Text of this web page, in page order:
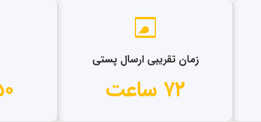
زمان تقریبی ارسال پستی
۷۲ ساعت